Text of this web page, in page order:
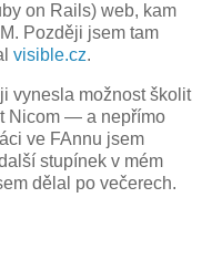
on Rails) web, kam
Později jsem tam
visible.cz.
vynesla možnost školit
Nicom — a nepřímo
ve FAnnu jsem
stupínek v mém
dělal po večerech.